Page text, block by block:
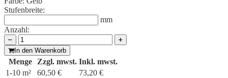
Stufenbreite:
mm
Anzahl:
In den Warenkorb
Menge Zzgl. mwst. Inkl. mwst.
1-10 m²
60,50 €
73,20 €